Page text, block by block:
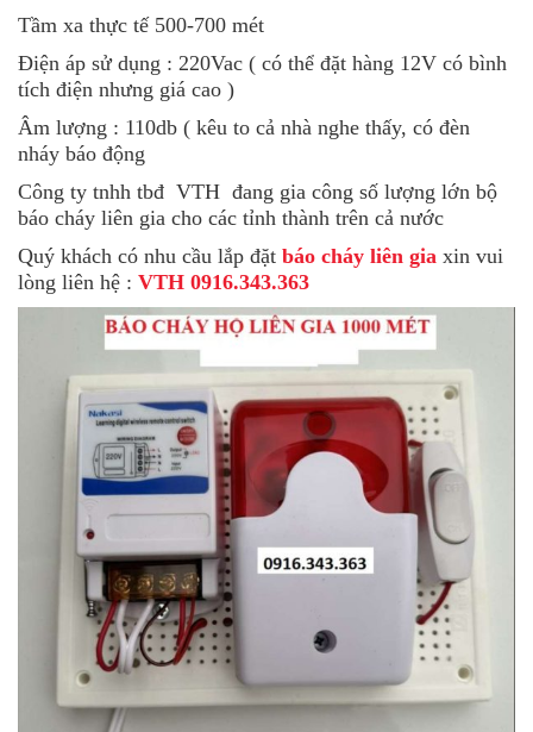
Tầm xa thực tế 500-700 mét
Điện áp sử dụng : 220Vac ( có thể đặt hàng 12V có bình
tích điện nhưng giá cao )
Âm lượng : 110db ( kêu to cả nhà nghe thấy, có đèn
nháy báo động
Công ty tnhh tbđ VTH đang gia công số lượng lớn bộ
báo cháy liên gia cho các tỉnh thành trên cả nước
Quý khách có nhu cầu lắp đặt báo cháy liên gia xin vui
lòng liên hệ : VTH 0916.343.363